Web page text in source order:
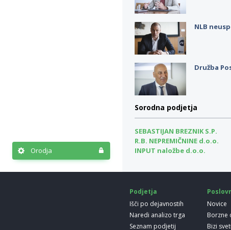
Orodja
NLB
Družba
Sorodna podjetja
SEBASTIJAN BREZNIK S.P.
R.B. NEPREMIČNINE d.o.o.
INPUT naložbe d.o.o.
Podjetja
Išči po dejavnostih
Naredi analizo trga
Seznam podjetij
Novice
Borzne
Bizi